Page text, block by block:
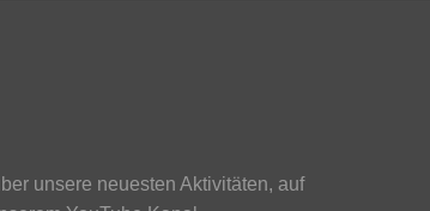
unsere neuesten Aktivitäten, auf